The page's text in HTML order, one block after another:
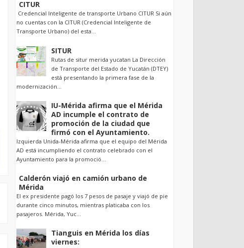
CITUR
Credencial Inteligente de transporte Urbano CITUR Si aún
no cuentas con la CITUR (Credencial Inteligente de
Transporte Urbano) del esta...
SITUR
Rutas de situr merida yucatan La Dirección
de Transporte del Estado de Yucatán (DTEY)
está presentando la primera fase de la
modernización...
IU-Mérida afirma que el Mérida
AD incumple el contrato de
promoción de la ciudad que
firmó con el Ayuntamiento.
Izquierda Unida-Mérida afirma que el equipo del Mérida
AD está incumpliendo el contrato celebrado con el
Ayuntamiento para la promoció...
Calderón viajó en camión urbano de
Mérida
El ex presidente pagó los 7 pesos de pasaje y viajó de pie
durante cinco minutos, mientras platicaba con los
pasajeros. Mérida, Yuc...
Tianguis en Mérida los días
viernes: